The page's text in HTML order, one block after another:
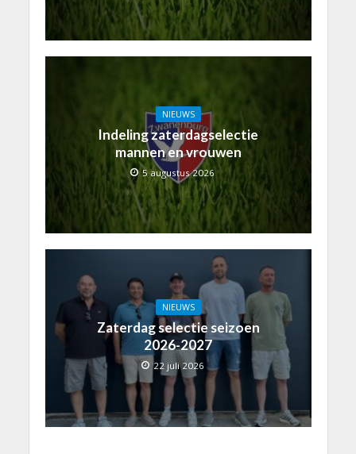
NIEUWS
Indeling zaterdagselectie
mannen en vrouwen
5 augustus 2026
NIEUWS
Zaterdag selectie seizoen
2026-2027
22 juli 2026